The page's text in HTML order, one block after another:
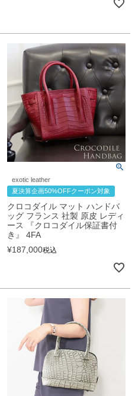
exotic leather
夏決算企画50%OFFクーポン対象
クロコダイル マット ハンドバ
ッグ フランス 社製 原皮 レディ
ース 『クロコダイル保証書付
き』 4FA
¥187,000税込